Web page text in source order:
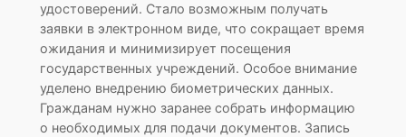
удостоверений. Стало возможным получать
заявки в электронном виде, что сокращает время
ожидания и минимизирует посещения
государственных учреждений. Особое внимание
уделено внедрению биометрических данных.
Гражданам нужно заранее собрать информацию
о необходимых для подачи документов. Запись